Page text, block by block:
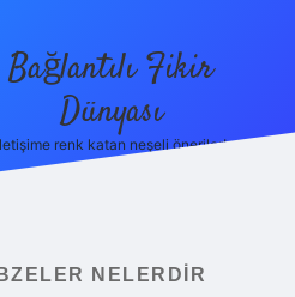
Bağlantılı Fikir
Dünyası
renk katan neşeli öneriler!
NELERDIR